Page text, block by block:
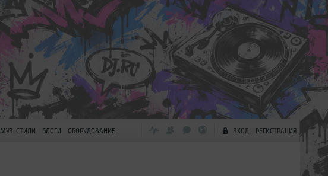
МУЗ. СТИЛИ БЛОГИ ОБОРУДОВАНИЕ ВХОД РЕГИСТРАЦИЯ